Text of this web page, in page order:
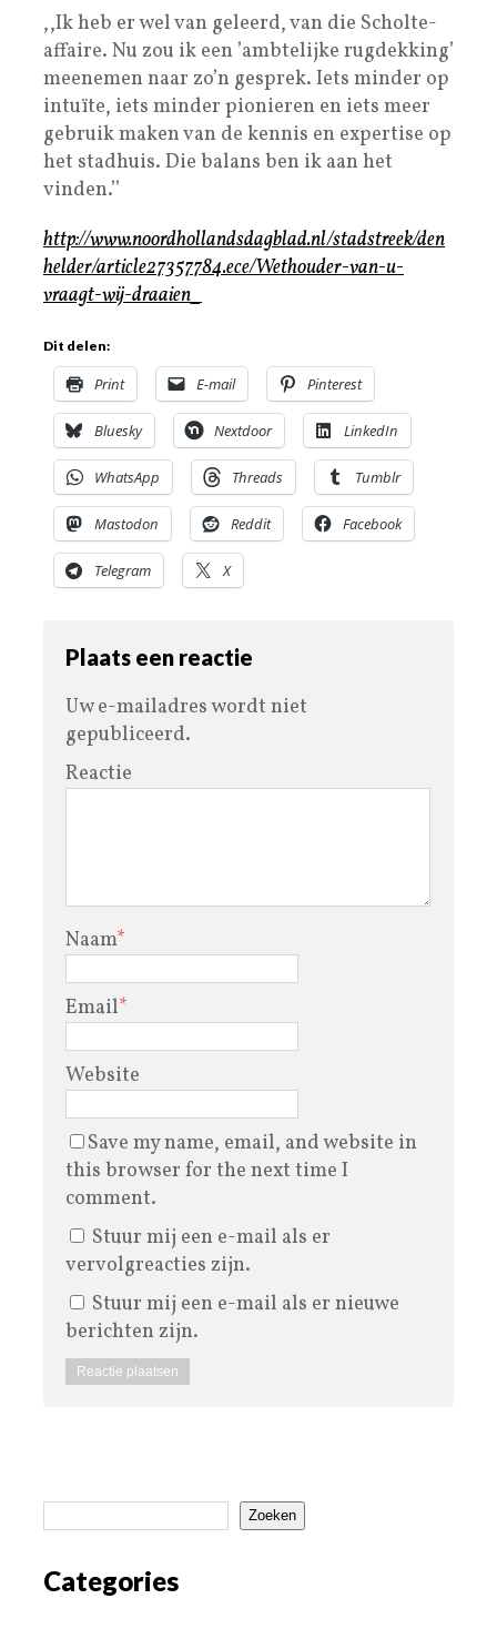
,,Ik heb er wel van geleerd, van die Scholte-
affaire. Nu zou ik een ’ambtelijke rugdekking’
meenemen naar zo’n gesprek. Iets minder op
intuïte, iets minder pionieren en iets meer
gebruik maken van de kennis en expertise op
het stadhuis. Die balans ben ik aan het
vinden.’’
http://www.noordhollandsdagblad.nl/stadstreek/den
helder/article27357784.ece/Wethouder-van-u-
vraagt-wij-draaien_
Dit delen:
Print E-mail Pinterest
Bluesky Nextdoor LinkedIn
WhatsApp Threads Tumblr
Mastodon Reddit Facebook
Telegram X
Plaats een reactie
Uw e-mailadres wordt niet
gepubliceerd.
Reactie
Naam*
Email*
Website
Save my name, email, and website in
this browser for the next time I
comment.
Stuur mij een e-mail als er
vervolgreacties zijn.
Stuur mij een e-mail als er nieuwe
berichten zijn.
Zoeken
Categories